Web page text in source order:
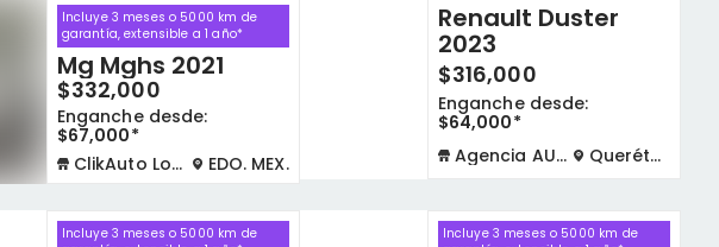
Incluye 3 meses o 5000 km de
garantía, extensible a 1 año*
Mg Mghs 2021
$332,000
Enganche desde:
$67,000*
ClikAuto Lomas Verdes
EDO. MEX.
Renault Duster
2023
$316,000
Enganche desde:
$64,000*
Agencia AUTOCOM
Querétaro
Incluye 3 meses o 5000 km de
Incluye 3 meses o 5000 km de